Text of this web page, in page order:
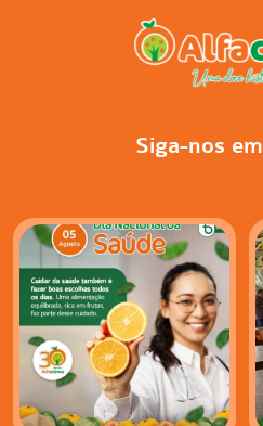
Siga-nos em
No Dia Nacional da Saúde, vale
lembrar que o...
9 1